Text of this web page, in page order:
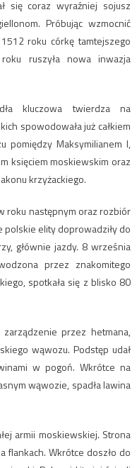
się coraz wyraźniej sojusz
Próbując wzmocnić
roku córkę tamtejszego
ruszyła nowa inwazja
kluczowa twierdza na
spowodowała już całkiem
pomiędzy Maksymilianem I,
księciem moskiewskim oraz
krzyżackiego.
roku następnym oraz rozbiór
polskie elity doprowadziły do
głównie jazdy. 8 września
przez znakomitego
spotkała się z blisko 80
zarządzenie przez hetmana,
wąwozu. Podstęp udał
w pogoń. Wkrótce na
wąwozie, spadła lawina
armii moskiewskiej. Strona
flankach. Wkrótce doszło do